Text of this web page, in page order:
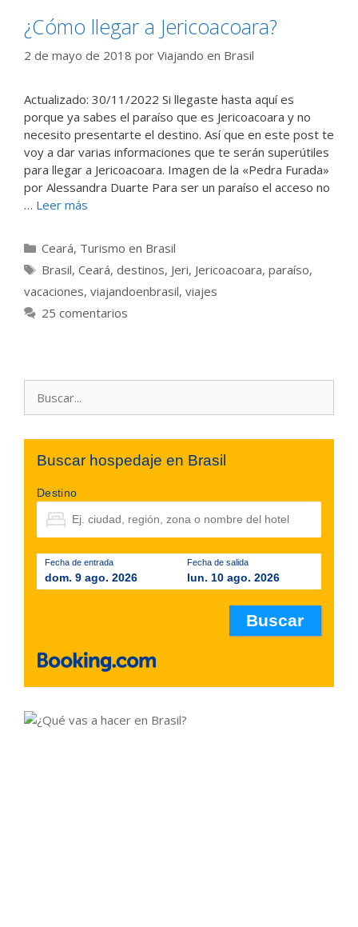
¿Cómo llegar a Jericoacoara?
2 de mayo de 2018 por Viajando en Brasil
Actualizado: 30/11/2022 Si llegaste hasta aquí es
porque ya sabes el paraíso que es Jericoacoara y no
necesito presentarte el destino. Así que en este post te
voy a dar varias informaciones que te serán superútiles
para llegar a Jericoacoara. Imagen de la «Pedra Furada»
por Alessandra Duarte Para ser un paraíso el acceso no
… Leer más
Categorías
Ceará, Turismo en Brasil
Etiquetas
Brasil, Ceará, destinos, Jeri, Jericoacoara, paraíso,
vacaciones, viajandoenbrasil, viajes
25 comentarios
Buscar hospedaje en Brasil
Destino
Fecha de entrada
dom. 9 ago. 2026
Fecha de salida
lun. 10 ago. 2026